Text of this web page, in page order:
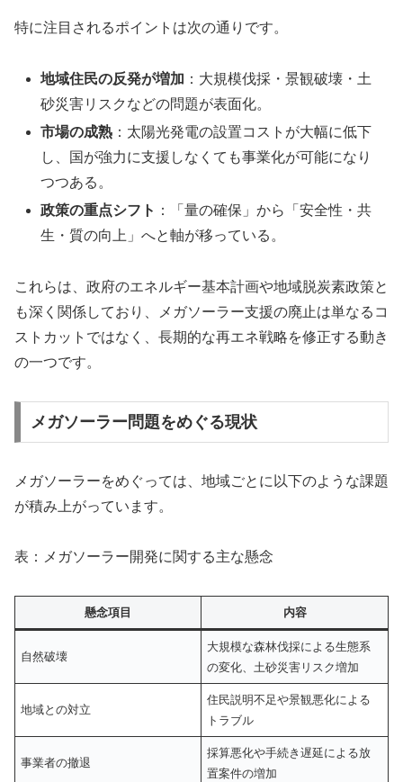
特に注目されるポイントは次の通りです。
地域住民の反発が増加 ：大規模伐採・景観破壊・土
砂災害リスクなどの問題が表面化。
市場の成熟 ：太陽光発電の設置コストが大幅に低下
し、国が強力に支援しなくても事業化が可能になり
つつある。
政策の重点シフト ：「量の確保」から「安全性・共
生・質の向上」へと軸が移っている。
これらは、政府のエネルギー基本計画や地域脱炭素政策と
も深く関係しており、メガソーラー支援の廃止は単なるコ
ストカットではなく、長期的な再エネ戦略を修正する動き
の一つです。
メガソーラー問題をめぐる現状
メガソーラーをめぐっては、地域ごとに以下のような課題
が積み上がっています。
表：メガソーラー開発に関する主な懸念
懸念項目 内容
自然破壊
大規模な森林伐採による生態系
の変化、土砂災害リスク増加
地域との対立
住民説明不足や景観悪化による
トラブル
事業者の撤退
採算悪化や手続き遅延による放
置案件の増加